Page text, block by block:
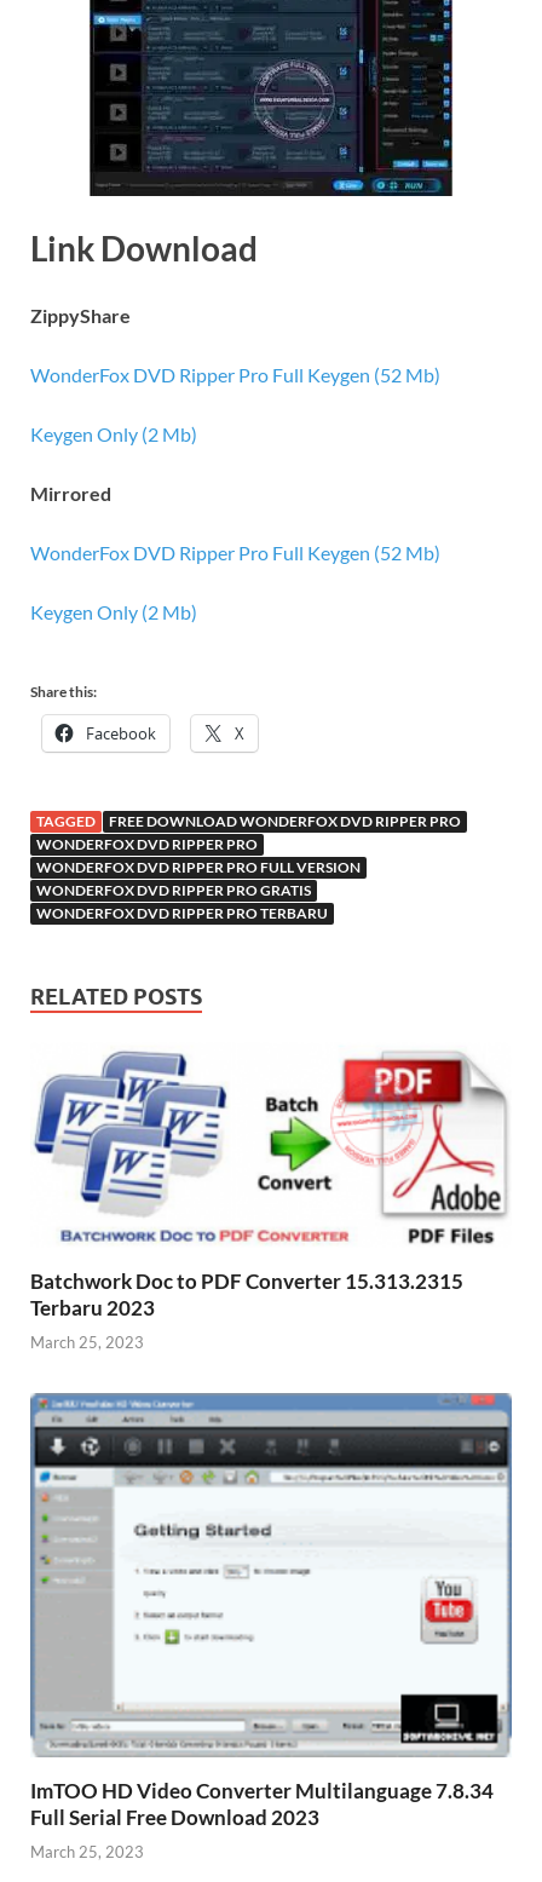
Link Download
ZippyShare
WonderFox DVD Ripper Pro Full Keygen (52 Mb)
Keygen Only (2 Mb)
Mirrored
WonderFox DVD Ripper Pro Full Keygen (52 Mb)
Keygen Only (2 Mb)
Share this:
Facebook X
TAGGED
FREE DOWNLOAD WONDERFOX DVD RIPPER PRO
WONDERFOX DVD RIPPER PRO
WONDERFOX DVD RIPPER PRO FULL VERSION
WONDERFOX DVD RIPPER PRO GRATIS
WONDERFOX DVD RIPPER PRO TERBARU
RELATED POSTS
Batchwork Doc to PDF Converter 15.313.2315
Terbaru 2023
March 25, 2023
ImTOO HD Video Converter Multilanguage 7.8.34
Full Serial Free Download 2023
March 25, 2023